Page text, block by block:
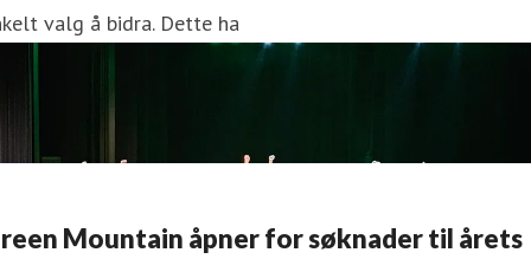
valg å bidra. Dette ha
Mountain åpner for søknader til årets